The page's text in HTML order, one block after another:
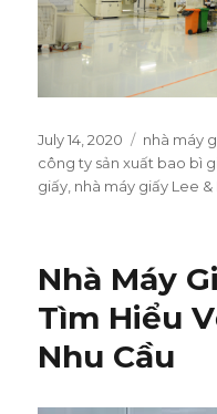
Posted
on
July 14, 2020 nhà máy
công ty sản xuất bao bì
giấy nhà máy giấy Lee &
Nhà Máy
Tìm Hiểu
Nhu Cầu